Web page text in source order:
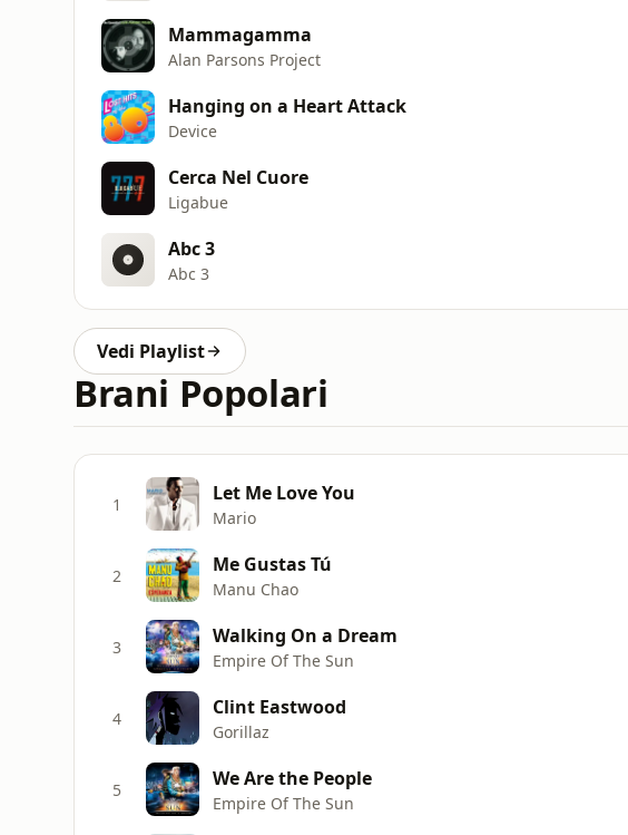
Mammagamma
Alan Parsons Project
Hanging on a Heart Attack
Device
Cerca Nel Cuore
Ligabue
Abc 3
Abc 3
Vedi Playlist
Brani Popolari
1 Let Me Love You
Mario
2 Me Gustas Tú
Manu Chao
3 Walking On a Dream
Empire Of The Sun
4 Clint Eastwood
Gorillaz
5 We Are the People
Empire Of The Sun